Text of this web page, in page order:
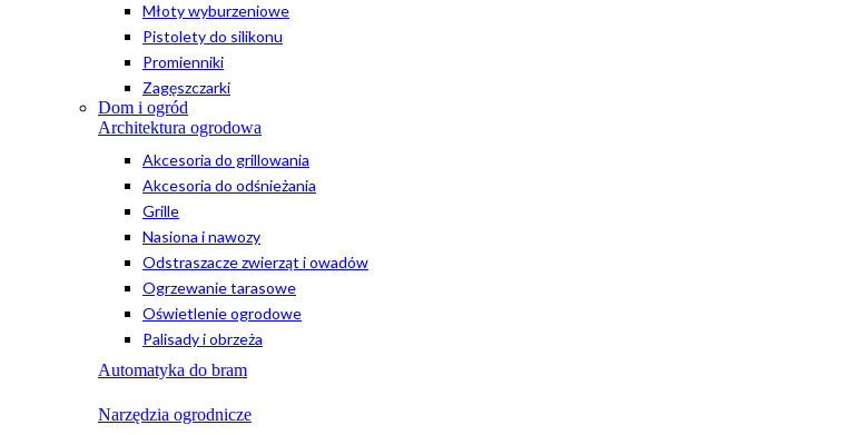
Młoty wyburzeniowe
Pistolety do silikonu
Promienniki
Zagęszczarki
Dom i ogród
Architektura ogrodowa
Akcesoria do grillowania
Akcesoria do odśnieżania
Grille
Nasiona i nawozy
Odstraszacze zwierząt i owadów
Ogrzewanie tarasowe
Oświetlenie ogrodowe
Palisady i obrzeża
Automatyka do bram
Narzędzia ogrodnicze